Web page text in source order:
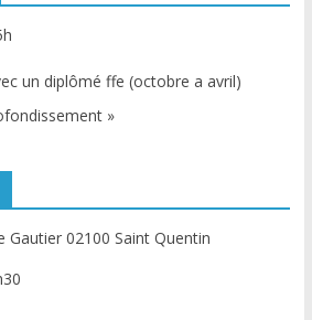
un diplômé ffe (octobre a avril)
»
Gautier 02100 Saint Quentin